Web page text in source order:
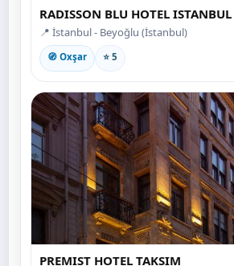
RADISSON BLU HOTEL ISTANBUL
📍 İstanbul - Beyoğlu (İstanbul)
🧭 Oxşar ⭐ 5
PREMIST HOTEL TAKSIM